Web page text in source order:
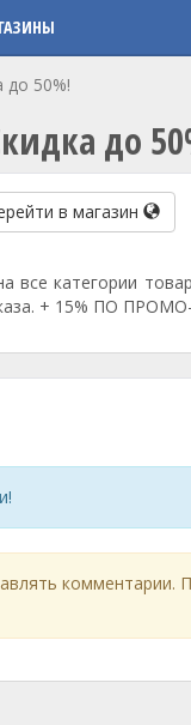
до 50%!
до
в магазин
все категории
+ 15% ПО
комментарии.